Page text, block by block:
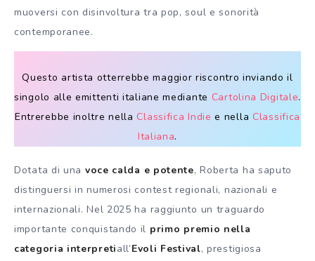
muoversi con disinvoltura tra pop, soul e sonorità
contemporanee.
Questo artista otterrebbe maggior riscontro inviando il
singolo alle emittenti italiane mediante Cartolina Digitale.
Entrerebbe inoltre nella Classifica Indie e nella Classifica
Italiana.
Dotata di una voce calda e potente, Roberta ha saputo
distinguersi in numerosi contest regionali, nazionali e
internazionali. Nel 2025 ha raggiunto un traguardo
importante conquistando il primo premio nella
categoria interpretiall’Evoli Festival, prestigiosa